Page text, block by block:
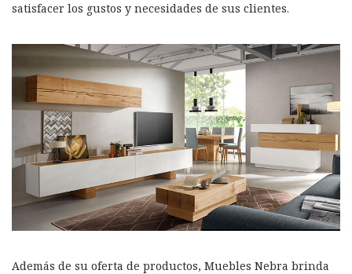
satisfacer los gustos y necesidades de sus clientes.
Además de su oferta de productos, Muebles Nebra brinda